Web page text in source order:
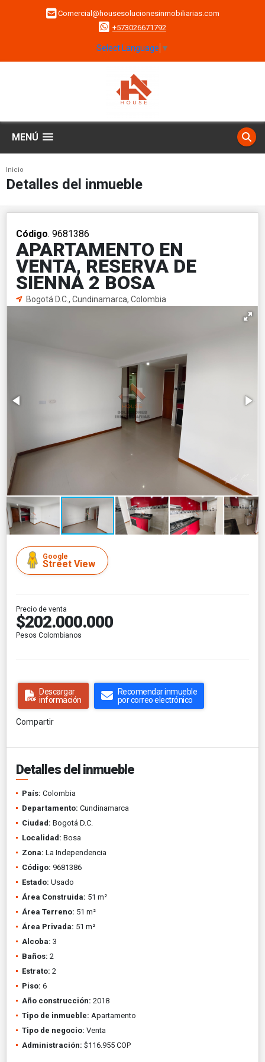
Comercial@housesolucionesinmobiliarias.com
+573026671792
Select Language ▼
MENÚ
Inicio
Detalles del inmueble
Código. 9681386
APARTAMENTO EN
VENTA, RESERVA DE
SIENNA 2 BOSA
Bogotá D.C., Cundinamarca, Colombia
Google
Street View
Precio de venta
$202.000.000
Pesos Colombianos
Descargar
información
Recomendar inmueble
por correo electrónico
Compartir
Detalles del inmueble
País: Colombia
Departamento: Cundinamarca
Ciudad: Bogotá D.C.
Localidad: Bosa
Zona: La Independencia
Código: 9681386
Estado: Usado
Área Construida: 51 m²
Área Terreno: 51 m²
Área Privada: 51 m²
Alcoba: 3
Baños: 2
Estrato: 2
Piso: 6
Año construcción: 2018
Tipo de inmueble: Apartamento
Tipo de negocio: Venta
Administración: $116.955 COP